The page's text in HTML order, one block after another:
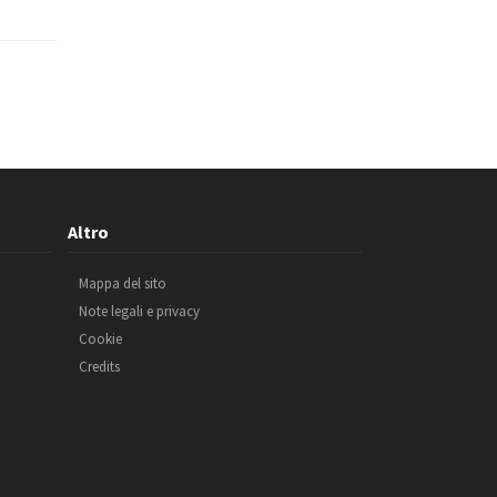
Altro
Mappa del sito
Note legali e privacy
Cookie
Credits